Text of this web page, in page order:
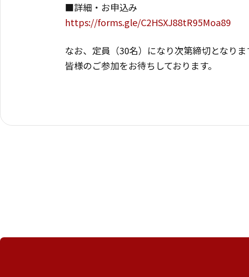
■詳細・お申込み
https://forms.gle/C2HSXJ88tR95Moa89
なお、定員（30名）になり次第締切となり
皆様のご参加をお待ちしております。